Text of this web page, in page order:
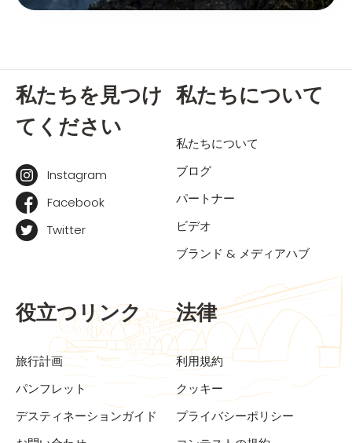
私たちを見つけ
てください
Instagram
Facebook
Twitter
私たちについて
私たちについて
ブログ
パートナー
ビデオ
ブランド & メディアハブ
役立つリンク
旅行計画
パンフレット
デスティネーションガイド
法律
利用規約
クッキー
プライバシーポリシー